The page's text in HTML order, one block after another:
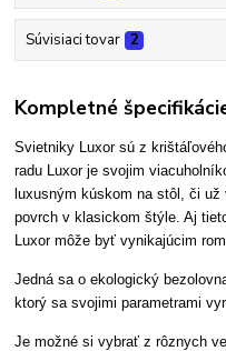
Súvisiaci tovar 2
Kompletné
Svietniky Luxor sú z
radu Luxor je svojim
luxusným kúskom na stôl, či
povrch v klasickom štýle. Aj
Luxor môže byť vynikajúcim
Jedná sa o ekologický
ktorý sa svojimi parametrami
Je možné si vybrať z rôznych